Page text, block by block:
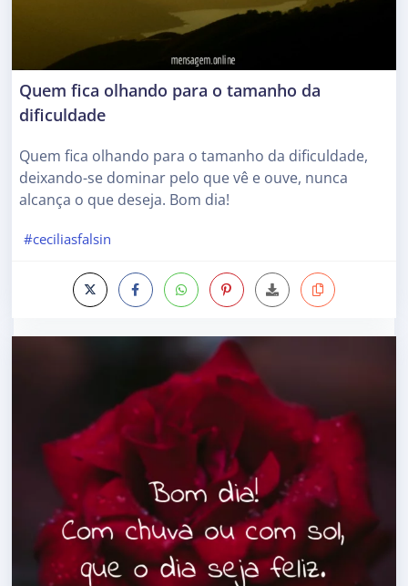
Quem fica olhando para o tamanho da
dificuldade
Quem fica olhando para o tamanho da dificuldade,
deixando-se dominar pelo que vê e ouve, nunca
alcança o que deseja. Bom dia!
#ceciliasfalsin